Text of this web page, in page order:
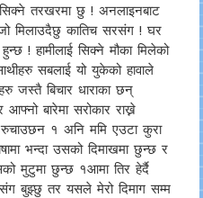
तरखरमा छु ! अनलाइनबाट
मिलाउदैछु कातिच सरसंग ! घर
! हामीलाई सिक्ने मौका मिलेको
सबलाई यो युकेको हावाले
जस्तै बिचार धाराका छन्
बारेमा सरोकार राख्ने
१ अनि ममि एउटा कुरा
भन्दा उसको दिमाखमा छुन्छ र
मुटुमा छुन्छ १आमा तिर हेर्दै
बुझ्छु तर यसले मेरो दिमाग सम्म